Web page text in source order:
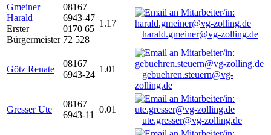
Gmeiner
Harald
Erster
Bürgermeister
08167
6943-47
0170 65
72 528
1.17
harald.gmeiner@vg-zolling.de
Götz Renate
08167
6943-24
1.01
gebuehren.steuern@vg-
zolling.de
Gresser Ute
08167
6943-11
0.01
ute.gresser@vg-zolling.de